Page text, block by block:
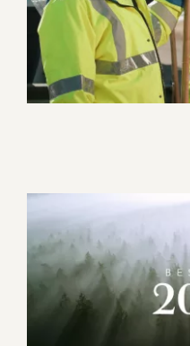
–
Corporate
Best
Corporate